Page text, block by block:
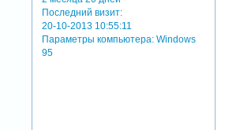
Последний визит:
20-10-2013 10:55:11
Параметры компьютера: Windows
95